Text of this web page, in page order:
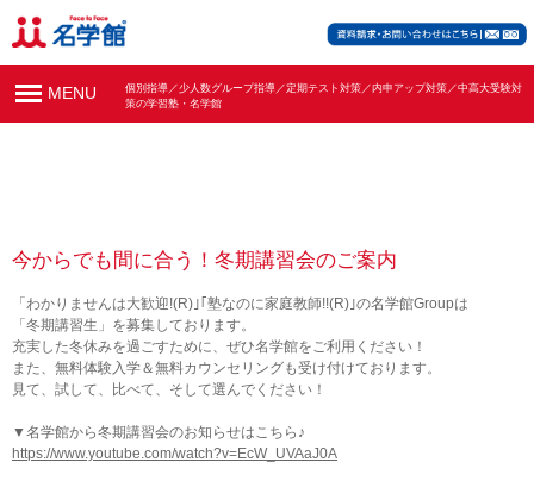
MENU
個別指導／少人数グループ指導／定期テスト対策／内申アップ対策／中高大受験対
策の学習塾・名学館
今からでも間に合う！冬期講習会のご案内
「わかりませんは大歓迎!(R)｣｢塾なのに家庭教師!!(R)｣の名学館Groupは
「冬期講習生」を募集しております。
充実した冬休みを過ごすために、ぜひ名学館をご利用ください！
また、無料体験入学＆無料カウンセリングも受け付けております。
見て、試して、比べて、そして選んでください！
▼名学館から冬期講習会のお知らせはこちら♪
https://www.youtube.com/watch?v=EcW_UVAaJ0A